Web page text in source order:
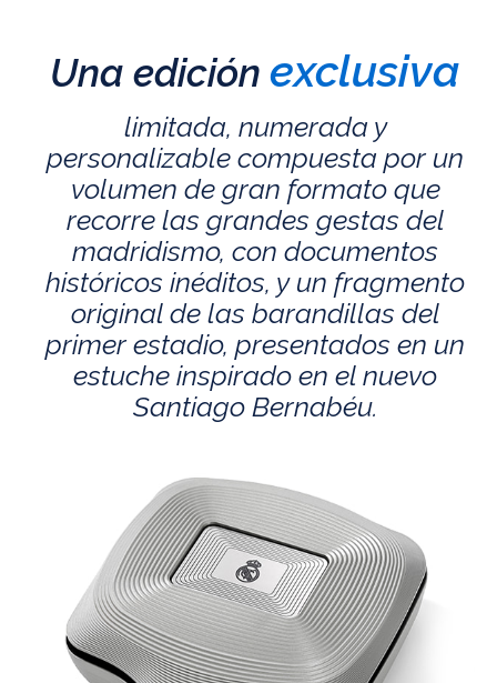
Una edición exclusiva
limitada, numerada y
personalizable compuesta por un
volumen de gran formato que
recorre las grandes gestas del
madridismo, con documentos
históricos inéditos, y un fragmento
original de las barandillas del
primer estadio, presentados en un
estuche inspirado en el nuevo
Santiago Bernabéu.